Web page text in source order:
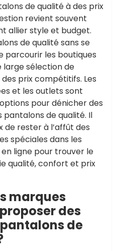
de qualité à des prix
revient souvent
allier style et budget.
de qualité sans se
parcourir les boutiques
large sélection de
prix compétitifs. Les
et les outlets sont
pour dénicher des
pantalons de qualité. Il
de rester à l’affût des
spéciales dans les
ligne pour trouver le
qualité, confort et prix
marques
des
de